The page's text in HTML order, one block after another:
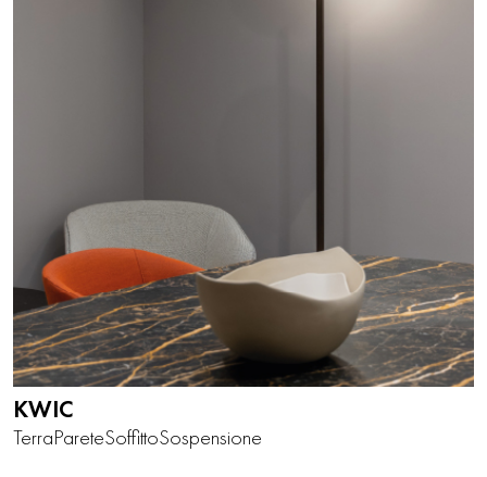
KWIC
TerraPareteSoffittoSospensione